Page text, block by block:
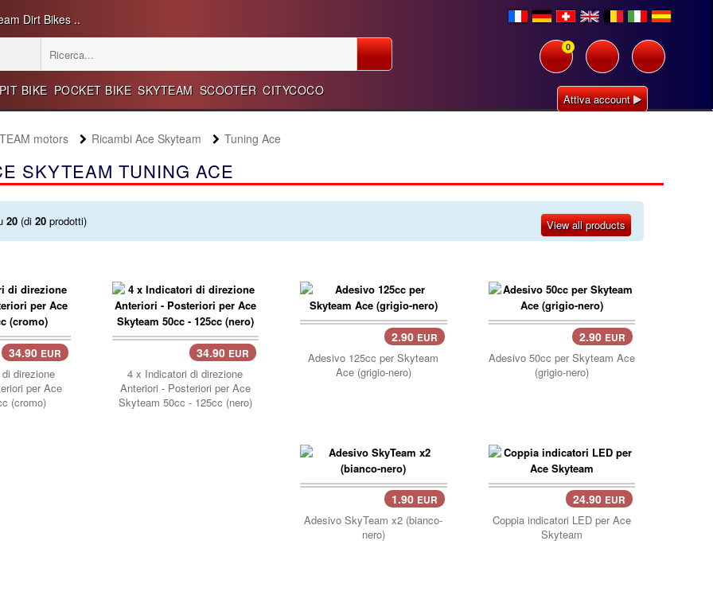
Dirt Bikes ..
0
Attiva account
PIT BIKE POCKET BIKE SKYTEAM SCOOTER CITYCOCO
motors Ricambi Ace Skyteam Tuning Ace
SKYTEAM TUNING ACE
20 (di 20 prodotti) View all products
34.90 EUR
direzione
per Ace
(cromo)
34.90 EUR
4 x Indicatori di direzione
Anteriori - Posteriori per Ace
Skyteam 50cc - 125cc (nero)
2.90 EUR
Adesivo 125cc per Skyteam
Ace (grigio-nero)
2.90 EUR
Adesivo 50cc per Skyteam Ace
(grigio-nero)
1.90 EUR
Adesivo SkyTeam x2 (bianco-
nero)
24.90 EUR
Coppia indicatori LED per Ace
Skyteam